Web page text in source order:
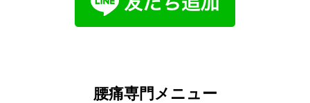
腰痛専門メニュー